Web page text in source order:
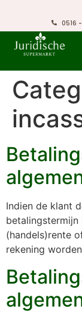
0516
Indien de klant
(handels)rente
rekening